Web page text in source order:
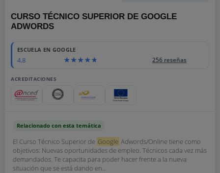
CURSO TÉCNICO SUPERIOR DE GOOGLE
ADWORDS
ESCUELA EN GOOGLE
4.8 256 reseñas
ACREDITACIONES
Relacionado con esta temática
El Curso Técnico Superior de Google Adwords/Online tiene como
objetivos: Nuevas oportunidades de empleo. Técnicos cada vez más
demandados. Te capacita para poder hacer frente a la nueva
situación que se está dando en...